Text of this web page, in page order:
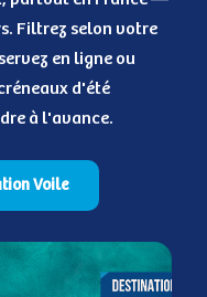
Filtrez selon votre
en ligne ou
d'été
à l'avance.
Voile